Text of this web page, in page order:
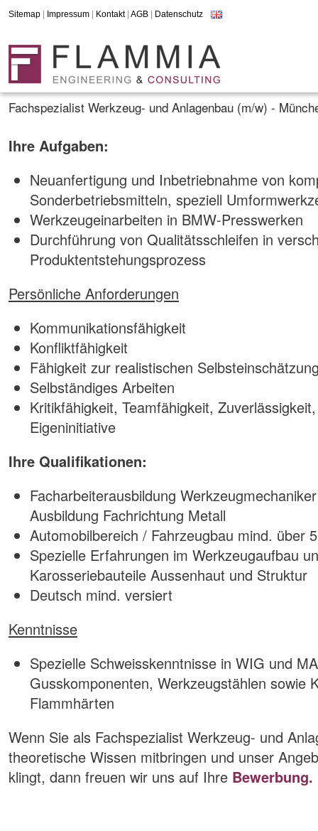
Sitemap Impressum Kontakt| AGB Datenschutz
Fachspezialist Werkzeug- und Anlagenbau (m/w) -
Ihre Aufgaben:
Neuanfertigung und Inbetriebnahme von
Sonderbetriebsmitteln, speziell
Werkzeugeinarbeiten in BMW-Presswerken
Durchführung von Qualitätsschleifen in
Produktentstehungsprozess
Persönliche Anforderungen
Kommunikationsfähigkeit
Konfliktfähigkeit
Fähigkeit zur realistischen
Selbständiges Arbeiten
Kritikfähigkeit, Teamfähigkeit,
Eigeninitiative
Ihre Qualifikationen:
Facharbeiterausbildung
Ausbildung Fachrichtung Metall
Automobilbereich / Fahrzeugbau mind. über
Spezielle Erfahrungen im Werkzeugaufbau
Karosseriebauteile Aussenhaut und Struktur
Deutsch mind. versiert
Kenntnisse
Spezielle Schweisskenntnisse in WIG und
Gusskomponenten, Werkzeugstählen sowie
Flammhärten
Wenn Sie als Fachspezialist Werkzeug- und
theoretische Wissen mitbringen und unser
klingt, dann freuen wir uns auf Ihre Bewerbung.